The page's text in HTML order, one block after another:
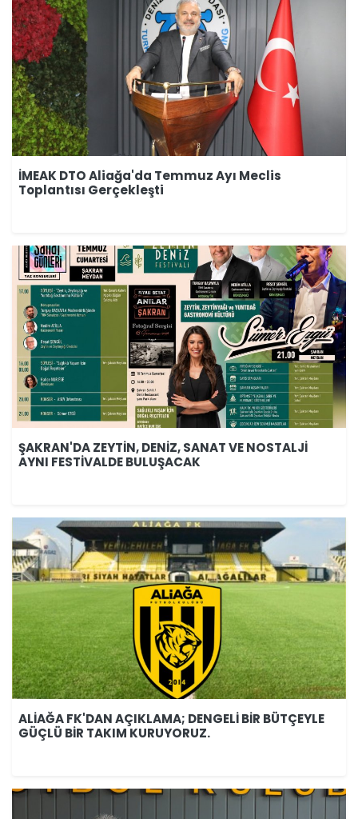
İMEAK DTO Aliağa'da Temmuz Ayı Meclis
Toplantısı Gerçekleşti
ŞAKRAN'DA ZEYTİN, DENİZ, SANAT VE NOSTALJİ
AYNI FESTİVALDE BULUŞACAK
ALİAĞA FK'DAN AÇIKLAMA; DENGELİ BİR BÜTÇEYLE
GÜÇLÜ BİR TAKIM KURUYORUZ.